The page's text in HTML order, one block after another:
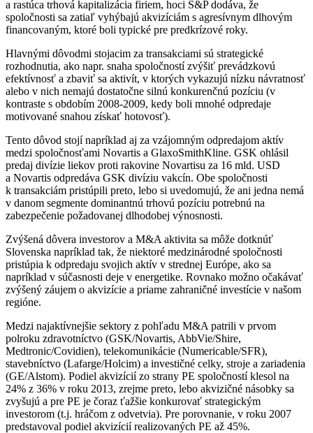
a rastúca trhová kapitalizácia firiem, hoci S&P dodáva, že
spoločnosti sa zatiaľ vyhýbajú akvizíciám s agresívnym dlhovým
financovaným, ktoré boli typické pre predkrízové roky.
Hlavnými dôvodmi stojacim za transakciami sú strategické
rozhodnutia, ako napr. snaha spoločností zvýšiť prevádzkovú
efektívnosť a zbaviť sa aktivít, v ktorých vykazujú nízku návratnosť
alebo v nich nemajú dostatočne silnú konkurenčnú pozíciu (v
kontraste s obdobím 2008-2009, kedy boli mnohé odpredaje
motivované snahou získať hotovosť).
Tento dôvod stojí napríklad aj za vzájomným odpredajom aktív
medzi spoločnosťami Novartis a GlaxoSmithKline. GSK ohlásil
predaj divízie liekov proti rakovine Novartisu za 16 mld. USD
a Novartis odpredáva GSK divíziu vakcín. Obe spoločnosti
k transakciám pristúpili preto, lebo si uvedomujú, že ani jedna nemá
v danom segmente dominantnú trhovú pozíciu potrebnú na
zabezpečenie požadovanej dlhodobej výnosnosti.
Zvýšená dôvera investorov a M&A aktivita sa môže dotknúť
Slovenska napríklad tak, že niektoré medzinárodné spoločnosti
pristúpia k odpredaju svojich aktív v strednej Európe, ako sa
napríklad v súčasnosti deje v energetike. Rovnako možno očakávať
zvýšený záujem o akvizície a priame zahraničné investície v našom
regióne.
Medzi najaktívnejšie sektory z pohľadu M&A patrili v prvom
polroku zdravotníctvo (GSK/Novartis, AbbVie/Shire,
Medtronic/Covidien), telekomunikácie (Numericable/SFR),
stavebníctvo (Lafarge/Holcim) a investičné celky, stroje a zariadenia
(GE/Alstom). Podiel akvizícií zo strany PE spoločností klesol na
24% z 36% v roku 2013, zrejme preto, lebo akvizičné násobky sa
zvyšujú a pre PE je čoraz ťažšie konkurovať strategickým
investorom (t.j. hráčom z odvetvia). Pre porovnanie, v roku 2007
predstavoval podiel akvizícií realizovaných PE až 45%.